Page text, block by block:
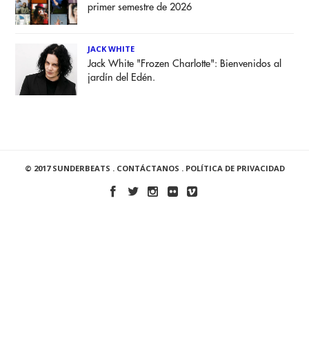
primer semestre de 2026
JACK WHITE
Jack White "Frozen Charlotte": Bienvenidos al
jardín del Edén.
© 2017 SUNDERBEATS . CONTÁCTANOS . POLÍTICA DE PRIVACIDAD